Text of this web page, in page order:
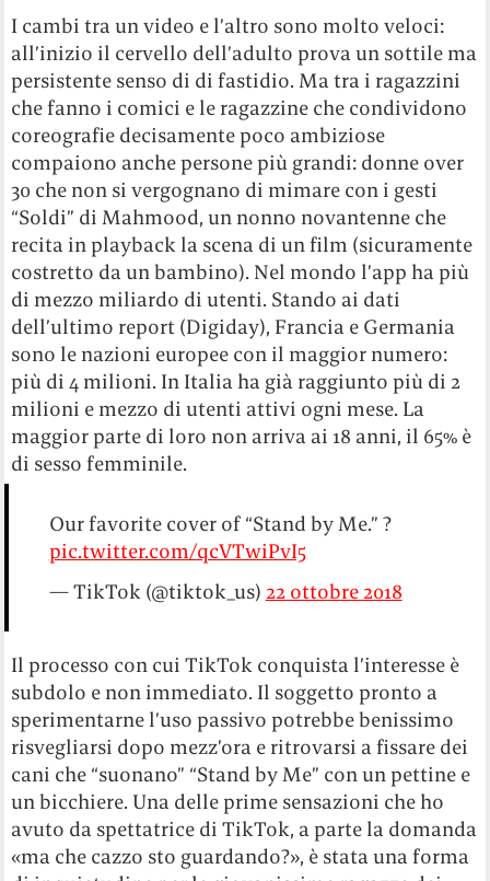
I cambi tra un video e l’altro sono molto veloci:
all’inizio il cervello dell’adulto prova un sottile ma
persistente senso di di fastidio. Ma tra i ragazzini
che fanno i comici e le ragazzine che condividono
coreografie decisamente poco ambiziose
compaiono anche persone più grandi: donne over
30 che non si vergognano di mimare con i gesti
“Soldi” di Mahmood, un nonno novantenne che
recita in playback la scena di un film (sicuramente
costretto da un bambino). Nel mondo l’app ha più
di mezzo miliardo di utenti. Stando ai dati
dell’ultimo report (Digiday), Francia e Germania
sono le nazioni europee con il maggior numero:
più di 4 milioni. In Italia ha già raggiunto più di 2
milioni e mezzo di utenti attivi ogni mese. La
maggior parte di loro non arriva ai 18 anni, il 65% è
di sesso femminile.
Our favorite cover of “Stand by Me.” ?
pic.twitter.com/qcVTwiPvI5
— TikTok (@tiktok_us) 22 ottobre 2018
Il processo con cui TikTok conquista l’interesse è
subdolo e non immediato. Il soggetto pronto a
sperimentarne l’uso passivo potrebbe benissimo
risvegliarsi dopo mezz’ora e ritrovarsi a fissare dei
cani che “suonano” “Stand by Me” con un pettine e
un bicchiere. Una delle prime sensazioni che ho
avuto da spettatrice di TikTok, a parte la domanda
«ma che cazzo sto guardando?», è stata una forma